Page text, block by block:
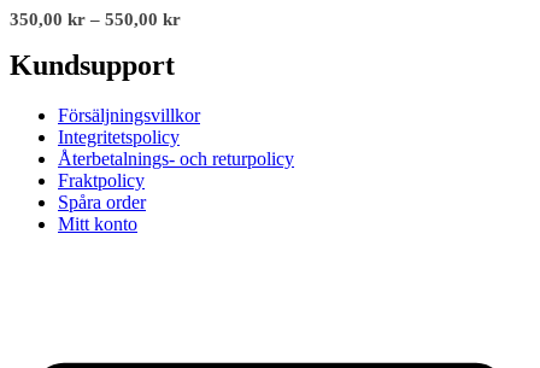
350,00 kr – 550,00 kr
Kundsupport
Försäljningsvillkor
Integritetspolicy
Återbetalnings- och returpolicy
Fraktpolicy
Spåra order
Mitt konto